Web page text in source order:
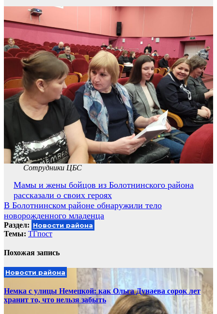
Сотрудники ЦБС
Навигация
по
записям
Мамы и жены бойцов из Болотнинского района
рассказали о своих героях
В Болотнинском районе обнаружили тело
новорожденного младенца
Раздел: Новости района
Темы: ТГпост
Похожая запись
Новости района
Немка с улицы Немецкой: как Ольга Дунаева сорок лет
хранит то, что нельзя забыть